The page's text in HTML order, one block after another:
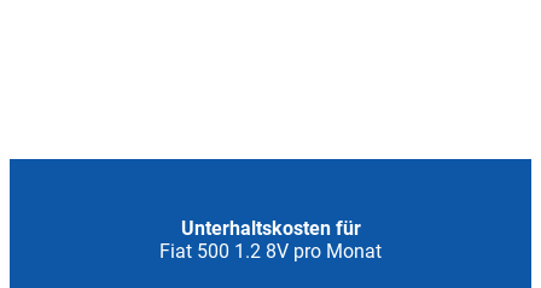
Unterhaltskosten für
Fiat 500 1.2 8V pro Monat